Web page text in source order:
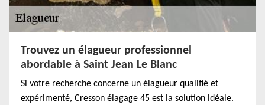
Trouvez un élagueur professionnel
abordable à Saint Jean Le Blanc
Si votre recherche concerne un élagueur qualifié et
expérimenté, Cresson élagage 45 est la solution idéale.